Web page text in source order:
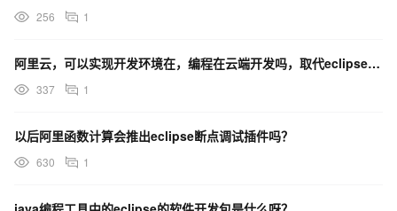
256 1
阿里云，可以实现开发环境在，编程在云端开发吗，取代eclipse这样的编程软件，实现开发上云？
337 1
以后阿里函数计算会推出eclipse断点调试插件吗？
630 1